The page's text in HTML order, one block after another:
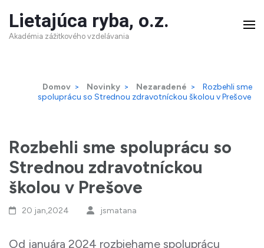
Skip
toLietajúca ryba, o.z.
Akadémia zážitkového vzdelávania
Domov > Novinky > Nezaradené >
Rozbehli sme
spoluprácu so Strednou zdravotníckou školou v Prešove
Rozbehli sme spoluprácu so
Strednou zdravotníckou
školou v Prešove
20 jan,2024 jsmatana
Od januára 2024 rozbiehame spoluprácu